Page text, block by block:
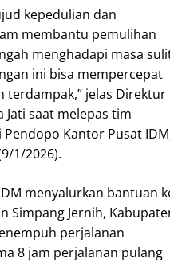
kepedulian dan
membantu pemulihan
menghadapi masa
ini bisa mempercepat
terdampak,” jelas Direktur
Jati saat melepas tim
Kantor Pusat
1/2026).
menyalurkan bantuan
Simpang Jernih,
perjalanan
8 jam perjalanan pulang